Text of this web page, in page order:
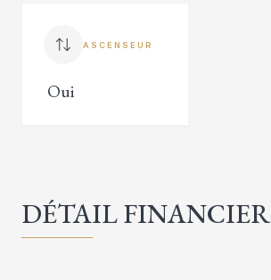
ASCENSEUR
Oui
DÉTAIL FINANCIER